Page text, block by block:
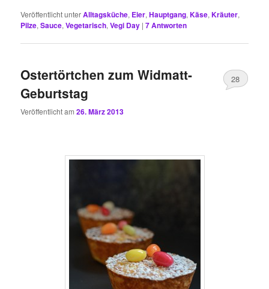
Veröffentlicht unterAlltagsküche, Eier,Hauptgang,Käse,Kräuter,
Pilze,Sauce,Vegetarisch,Vegi Day |7Antworten
Ostertörtchen zum Widmatt-
Geburtstag
Veröffentlicht am26. März 2013
28